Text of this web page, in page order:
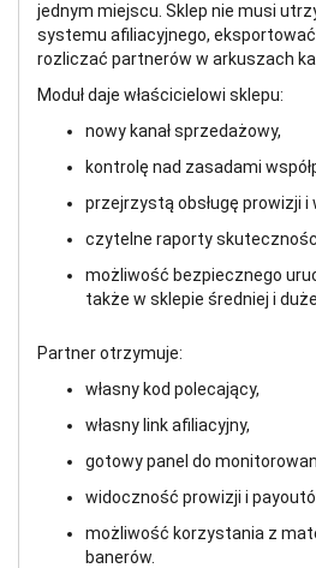
jednym miejscu. Sklep nie musi
systemu afiliacyjnego,
rozliczać partnerów w arkuszach
Moduł daje właścicielowi sklepu:
nowy kanał sprzedażowy,
kontrolę nad zasadami
przejrzystą obsługę prowizji i
czytelne raporty
możliwość bezpiecznego
także w sklepie średniej i
Partner otrzymuje:
własny kod polecający,
własny link afiliacyjny,
gotowy panel do
widoczność prowizji i
możliwość korzystania z
banerów.